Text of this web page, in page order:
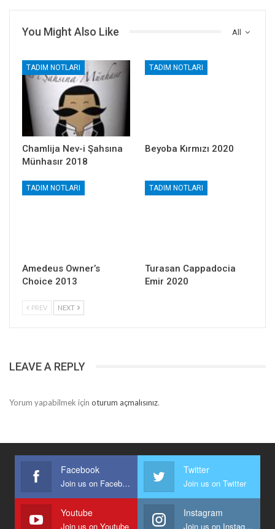
All
You Might Also Like
TADIM NOTLARI
Chamlija Nev-i Şahsına
Münhasır 2018
TADIM NOTLARI
Beyoba Kırmızı 2020
TADIM NOTLARI
Amedeus Owner’s
Choice 2013
TADIM NOTLARI
Turasan Cappadocia
Emir 2020
PREV NEXT
LEAVE A REPLY
Yorum yapabilmek için oturum açmalısınız.
Facebook
Join us on Facebook
Twitter
Join us on Twitter
Youtube
Join us on Youtube
Instagram
Join us on Instagram